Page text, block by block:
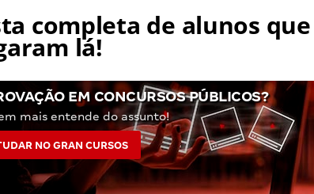
completa de alunos que
lá!
EM CONCURSOS PÚBLICOS?
mais entende do assunto!
NO GRAN CURSOS